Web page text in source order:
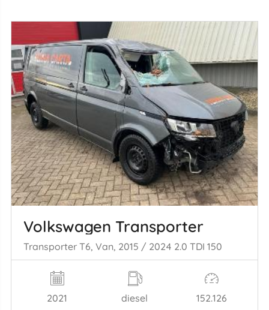
Volkswagen Transporter
Transporter T6, Van, 2015 / 2024 2.0 TDI 150
2021 diesel 152.126